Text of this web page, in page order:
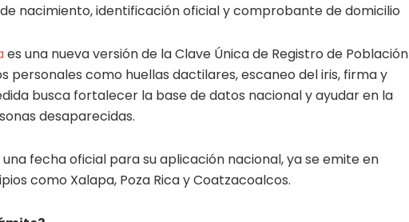
nacimiento, identificación oficial y comprobante de domicilio
es una nueva versión de la Clave Única de Registro de Población
personales como huellas dactilares, escaneo del iris, firma y
busca fortalecer la base de datos nacional y ayudar en la
desaparecidas.
una fecha oficial para su aplicación nacional, ya se emite en
como Xalapa, Poza Rica y Coatzacoalcos.